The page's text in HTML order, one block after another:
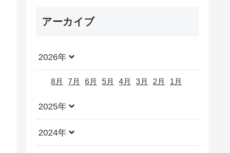
アーカイブ
2026年
8月 7月 6月 5月 4月 3月 2月 1月
2025年
2024年